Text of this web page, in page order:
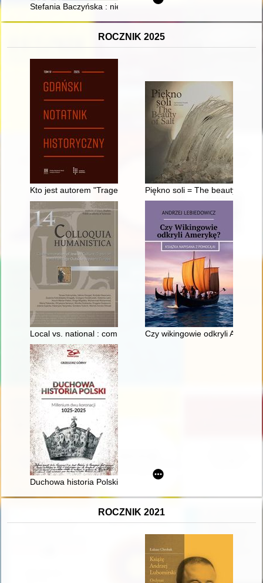
Stefania Baczyńska : nie tylko matka poety : opowieść anińska
ROCZNIK 2025
Kto jest autorem "Tragedii o bogaczu i Łazarzu" z 1643 r.?
Piękno soli = The beauty of salt
Local vs. national : commemorative practices of Jewish
Czy wikingowie odkryli
Duchowa historia Polski : millenium dwu koronacji 1025-2025
ROCZNIK 2021